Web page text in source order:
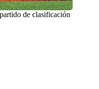
de clasificación